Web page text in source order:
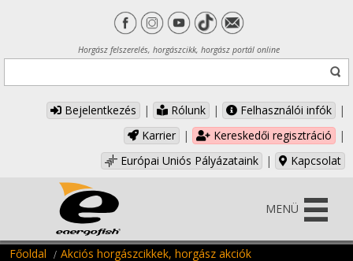
Horgász felszerelés, horgászcikk, horgász portál online
Bejelentkezés | Rólunk | Felhasználói infók
|
Karrier
| Kereskedői regisztráció
|
Európai Uniós Pályázataink
| Kapcsolat
MENÜ
Főoldal
Akciós horgászcikkek, horgász akciók